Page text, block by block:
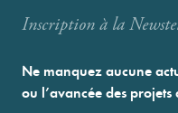
Inscription à la
Ne manquez aucune
ou l’avancée des projets